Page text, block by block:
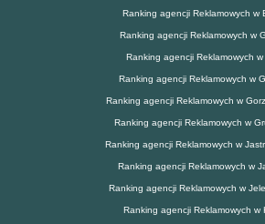
Ranking agencji Reklamowych w
Ranking agencji Reklamowych w
Ranking agencji Reklamowych
Ranking agencji Reklamowych w
Ranking agencji Reklamowych w
Ranking agencji Reklamowych w
Ranking agencji Reklamowych w
Ranking agencji Reklamowych w
Ranking agencji Reklamowych w
Ranking agencji Reklamowych w